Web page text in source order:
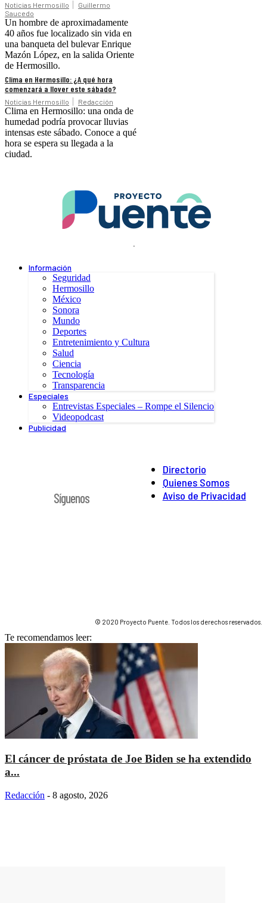
Noticias Hermosillo
Guillermo
Saucedo
Un hombre de aproximadamente
40 años fue localizado sin vida en
una banqueta del bulevar Enrique
Mazón López, en la salida Oriente
de Hermosillo.
Clima en Hermosillo: ¿A qué hora
comenzará a llover este sábado?
Noticias Hermosillo Redacción
Clima en Hermosillo: una onda de
humedad podría provocar lluvias
intensas este sábado. Conoce a qué
hora se espera su llegada a la
ciudad.
.
Información
Seguridad
Hermosillo
México
Sonora
Mundo
Deportes
Entretenimiento y Cultura
Salud
Ciencia
Tecnología
Transparencia
Especiales
Entrevistas Especiales – Rompe el Silencio
Videopodcast
Publicidad
Directorio
Quienes Somos
Aviso de Privacidad
Síguenos
© 2020 Proyecto Puente. Todos los derechos reservados.
Te recomendamos leer:
El cáncer de próstata de Joe Biden se ha extendido
a...
Redacción - 8 agosto, 2026